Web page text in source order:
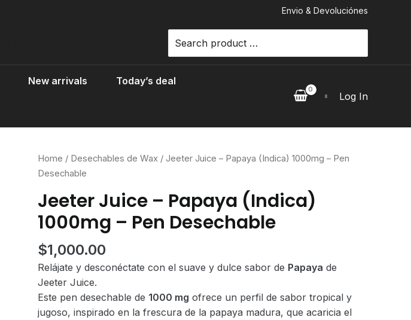
Envio & Devoluciónes
for:
New arrivals Today’s deal
Log In
Home / Desechables de Wax / Jeeter Juice – Papaya (Indica) 1000mg – Pen
Desechable
Jeeter Juice – Papaya (Indica)
1000mg – Pen Desechable
$1,000.00
Relájate y desconéctate con el suave y dulce sabor de Papaya de
Jeeter Juice.
Este pen desechable de 1000 mg ofrece un perfil de sabor tropical y
jugoso, inspirado en la frescura de la papaya madura, que acaricia el